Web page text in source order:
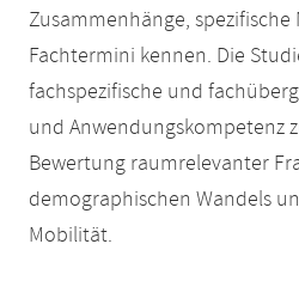
Zusammenhänge,
Fachtermini kennen. Die
fachspezifische und
und Anwendungskompetenz
Bewertung raumrelevanter
demographischen Wandels
Mobilität.